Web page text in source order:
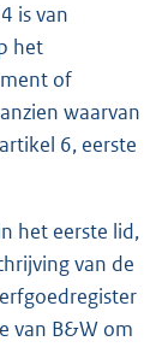
is van
het
of
waarvan
6, eerste
het eerste lid,
van de
van B&W om